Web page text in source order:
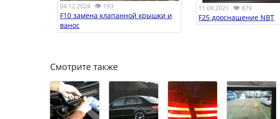
04.12.2024 👁 193
F10 замена клапанной крышки и
ванос
11.08.2021 👁879
F25 дооснащение NBT
Смотрите также